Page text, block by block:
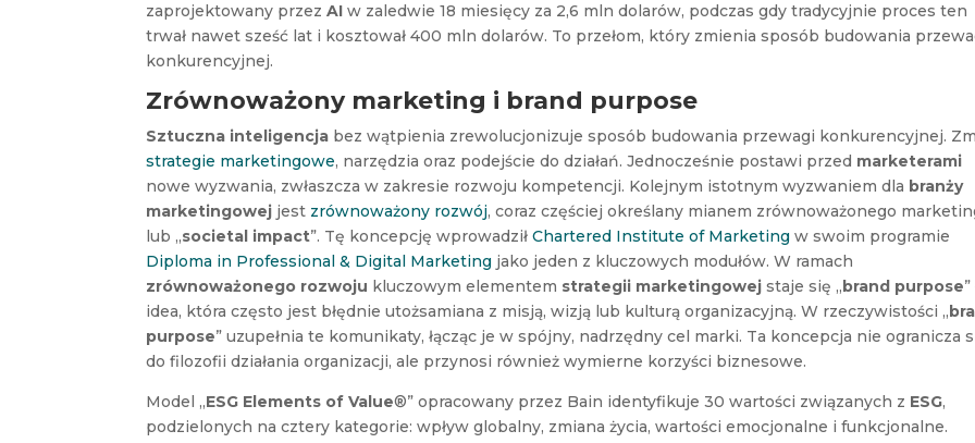
zaprojektowany przezAI w zaledwie 18 miesięcy za 2,6 mln dolarów, podczas gdy tradycyjnie proces ten
trwał nawet sześć lat i kosztował 400 mln dolarów. To przełom, który zmienia sposób budowania
konkurencyjnej.
Zrównoważony marketing i brand purpose
Sztuczna inteligencja bez wątpienia zrewolucjonizuje sposób budowania przewagi konkurencyjnej.
strategie marketingowe, narzędzia oraz podejście do działań. Jednocześnie postawi przed marketerami
nowe wyzwania, zwłaszcza w zakresie rozwoju kompetencji. Kolejnym istotnym wyzwaniem dla branży
marketingowej jest zrównoważony rozwój, coraz częściej określany mianem zrównoważonego
lub „societal impact”. Tę koncepcję wprowadziłChartered Institute of Marketing w swoim programie
Diploma in Professional & Digital Marketing jako jeden z kluczowych modułów. W ramach
zrównoważonego rozwoju kluczowym elementem strategii marketingowej staje się „ brand purpose
idea, która często jest błędnie utożsamiana z misją, wizją lub kulturą organizacyjną. W rzeczywistości „
purpose” uzupełnia te komunikaty, łącząc je w spójny, nadrzędny cel marki. Ta koncepcja nie ogranicza
do filozofii działania organizacji, ale przynosi również wymierne korzyści biznesowe.
Model „ESG Elements of Value®” opracowany przez Bain identyfikuje 30 wartości związanych z ESG,
podzielonych na cztery kategorie: wpływ globalny, zmiana życia, wartości emocjonalne i funkcjonalne.